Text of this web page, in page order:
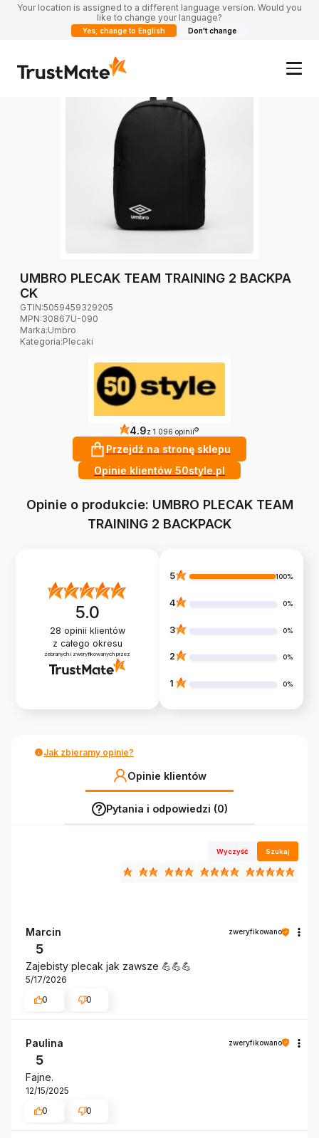
Your location is assigned to a different language version. Would you
like to change your language?
Yes, change to English Don't change
UMBRO PLECAK TEAM TRAINING 2 BACKPA
CK
GTIN:5059459329205
MPN:30867U-090
Marka:Umbro
Kategoria:Plecaki
4.9z 1 096 opinii ?
Przejdź na stronę sklepu
Opinie klientów 50style.pl
Opinie o produkcie: UMBRO PLECAK TEAM
TRAINING 2 BACKPACK
5.0
28 opinii klientów
z całego okresu
zebranych i zweryfikowanych przez
5 100%
4 0%
3 0%
2 0%
1 0%
Jak zbieramy opinie?
Opinie klientów
Pytania i odpowiedzi (0)
Wyczyść Szukaj
Marcin zweryfikowano
5
Zajebisty plecak jak zawsze 💪💪💪
5/17/2026
0
0
Paulina zweryfikowano
5
Fajne.
12/15/2025
0
0